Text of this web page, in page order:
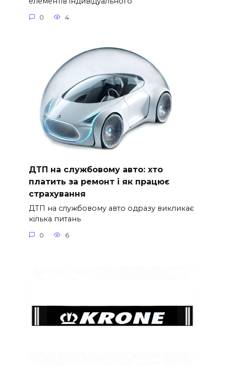
0 4
ДТП на службовому авто: хто
платить за ремонт і як працює
страхування
ДТП на службовому авто одразу викликає
кілька питань
0 6